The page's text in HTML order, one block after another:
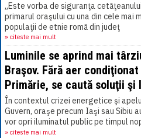
„Este vorba de siguranţa
primarul oraşului cu una din cele mai
populaţii de etnie romă din judeţ
» citeste mai mult
Luminile se aprind mai
Braşov. Fără aer
Primărie, se caută soluţii şi
În contextul crizei energetice şi
Guvern, oraşe precum Iaşi sau Sibiu
vor opri iluminatul public pe timpul
ce priveşte municipiul Braşov,[...]
» citeste mai mult